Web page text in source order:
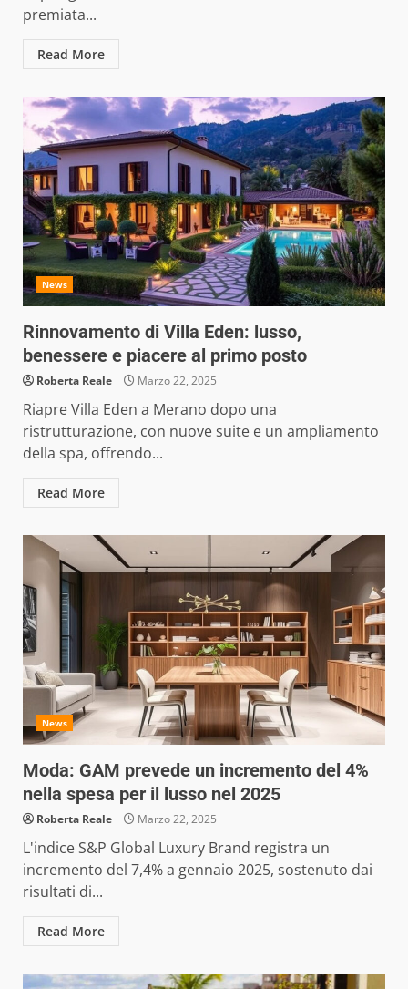
premiata...
Read More
News
Rinnovamento di Villa Eden: lusso,
benessere e piacere al primo posto
Roberta Reale Marzo 22, 2025
Riapre Villa Eden a Merano dopo una
ristrutturazione, con nuove suite e un ampliamento
della spa, offrendo...
Read More
News
Moda: GAM prevede un incremento del 4%
nella spesa per il lusso nel 2025
Roberta Reale Marzo 22, 2025
L'indice S&P Global Luxury Brand registra un
incremento del 7,4% a gennaio 2025, sostenuto dai
risultati di...
Read More